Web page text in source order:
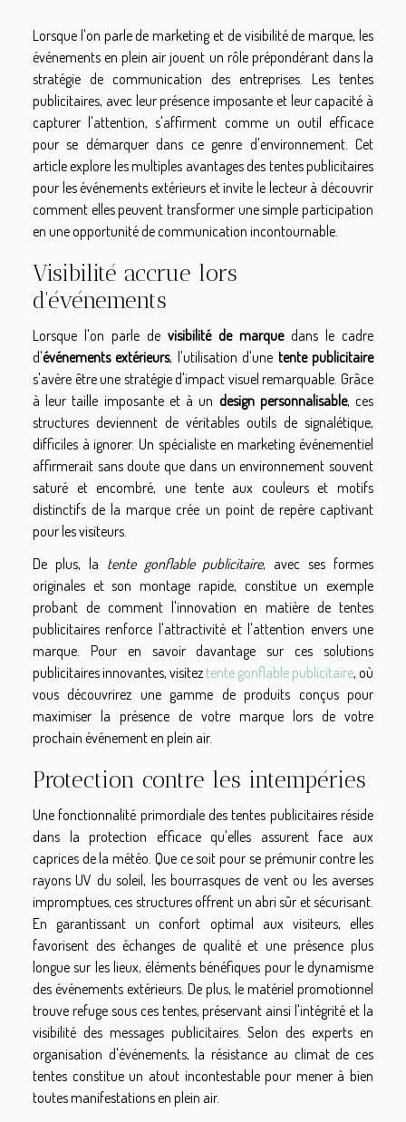
Lorsque l'on parle de marketing et de visibilité de marque, les
événements en plein air jouent un rôle prépondérant dans la
stratégie de communication des entreprises. Les tentes
publicitaires, avec leur présence imposante et leur capacité à
capturer l'attention, s'affirment comme un outil efficace
pour se démarquer dans ce genre d'environnement. Cet
article explore les multiples avantages des tentes publicitaires
pour les événements extérieurs et invite le lecteur à découvrir
comment elles peuvent transformer une simple participation
en une opportunité de communication incontournable.
Visibilité accrue lors
d'événements
Lorsque l'on parle de visibilité de marquedans le cadre
d'événements extérieurs, l'utilisation d'une tente publicitaire
s'avère être une stratégie d'impact visuel remarquable. Grâce
à leur taille imposante et à un design personnalisable, ces
structures deviennent de véritables outils de signalétique,
difficiles à ignorer. Un spécialiste en marketing événementiel
affirmerait sans doute que dans un environnement souvent
saturé et encombré, une tente aux couleurs et motifs
distinctifs de la marque crée un point de repère captivant
pour les visiteurs.
De plus, la tente gonflable publicitaire, avec ses formes
originales et son montage rapide, constitue un exemple
probant de comment l'innovation en matière de tentes
publicitaires renforce l'attractivité et l'attention envers une
marque. Pour en savoir davantage sur ces solutions
publicitaires innovantes, visitez tente gonflable publicitaire, où
vous découvrirez une gamme de produits conçus pour
maximiser la présence de votre marque lors de votre
prochain événement en plein air.
Protection contre les intempéries
Une fonctionnalité primordiale des tentes publicitaires réside
dans la protection efficace qu'elles assurent face aux
caprices de la météo. Que ce soit pour se prémunir contre les
rayons UV du soleil, les bourrasques de vent ou les averses
impromptues, ces structures offrent un abri sûr et sécurisant.
En garantissant un confort optimal aux visiteurs, elles
favorisent des échanges de qualité et une présence plus
longue sur les lieux, éléments bénéfiques pour le dynamisme
des événements extérieurs. De plus, le matériel promotionnel
trouve refuge sous ces tentes, préservant ainsi l'intégrité et la
visibilité des messages publicitaires. Selon des experts en
organisation d'événements, la résistance au climat de ces
tentes constitue un atout incontestable pour mener à bien
toutes manifestations en plein air.